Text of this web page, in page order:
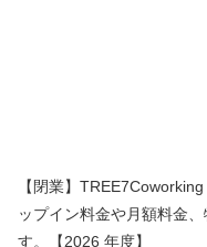
【閉業】
ップイン料金や月額料金
す。【2026 年度】